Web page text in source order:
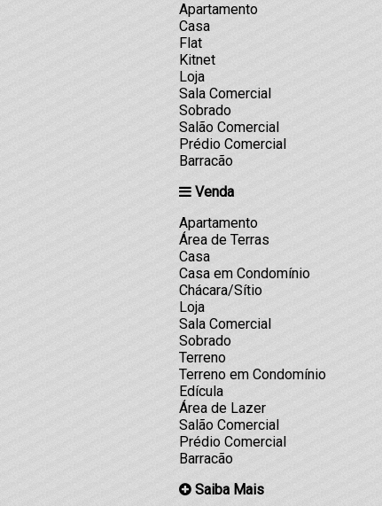
Apartamento
Casa
Flat
Kitnet
Loja
Sala Comercial
Sobrado
Salão Comercial
Prédio Comercial
Barracão
Venda
Apartamento
Área de Terras
Casa
Casa em Condomínio
Chácara/Sítio
Loja
Sala Comercial
Sobrado
Terreno
Terreno em Condomínio
Edícula
Área de Lazer
Salão Comercial
Prédio Comercial
Barracão
Saiba Mais